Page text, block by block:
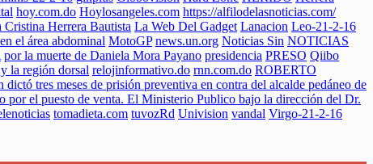
hoy.com.do Hoylosangeles.com https://alfilodelasnoticias.com/
Cristina Herrera Bautista La Web Del Gadget Lanacion Leo-21-2-16
el área abdominal MotoGP news.un.org Noticias Sin NOTICIAS
por la muerte de Daniela Mora Payano presidencia PRESO Qiibo
la región dorsal relojinformativo.do rnn.com.do ROBERTO
tres meses de prisión preventiva en contra del alcalde pedáneo de
por el puesto de venta. El Ministerio Publico bajo la dirección del Dr.
tomadieta.com tuvozRd Univision vandal Virgo-21-2-16